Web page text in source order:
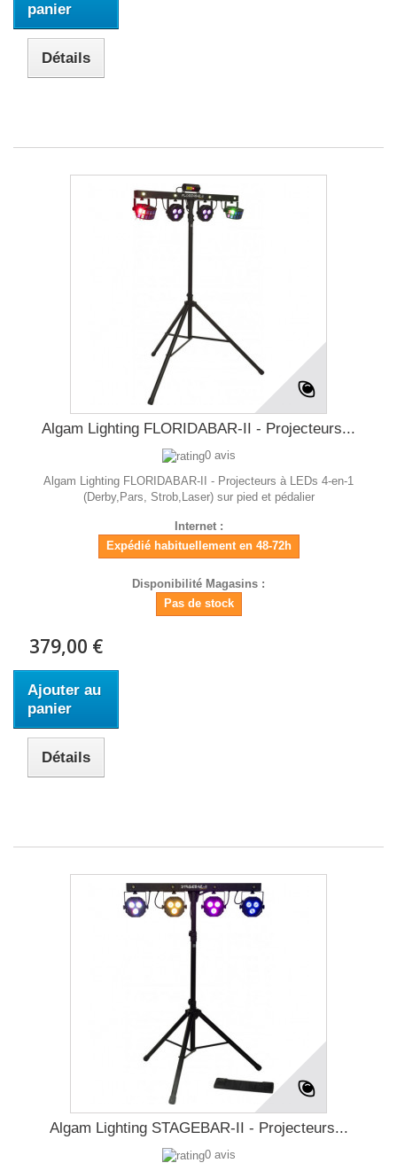
panier
Détails
Algam Lighting FLORIDABAR-II - Projecteurs...
0 avis
Algam Lighting FLORIDABAR-II - Projecteurs à LEDs 4-en-1
(Derby,Pars, Strob,Laser) sur pied et pédalier
Internet :
Expédié habituellement en 48-72h
Disponibilité Magasins :
Pas de stock
379,00 €
Ajouter au
panier
Détails
Algam Lighting STAGEBAR-II - Projecteurs...
0 avis